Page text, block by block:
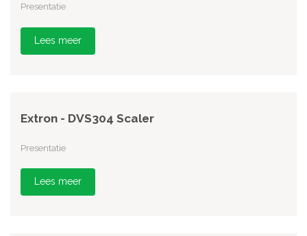
Presentatie
Lees meer
Extron - DVS304 Scaler
Presentatie
Lees meer